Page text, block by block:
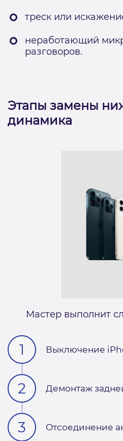
треск или
неработающий
разговоров.
Этапы замены
динамика
Мастер выполнит
Выключение
Демонтаж
Отсоединение